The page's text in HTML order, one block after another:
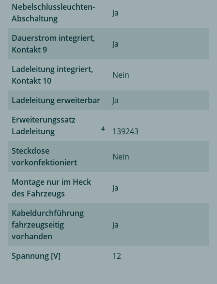
Nebelschlussleuchten-
Abschaltung
Ja
Dauerstrom integriert,
Kontakt 9
Ja
Ladeleitung integriert,
Kontakt 10
Nein
Ladeleitung erweiterbar
Ja
Erweiterungssatz
Ladeleitung
4
139243
Steckdose
vorkonfektioniert
Nein
Montage nur im Heck
des Fahrzeugs
Ja
Kabeldurchführung
fahrzeugseitig
vorhanden
Ja
Spannung [V] 12